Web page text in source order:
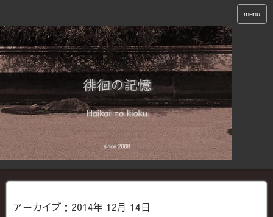
menu
アーカイブ：2014年 12月 14日